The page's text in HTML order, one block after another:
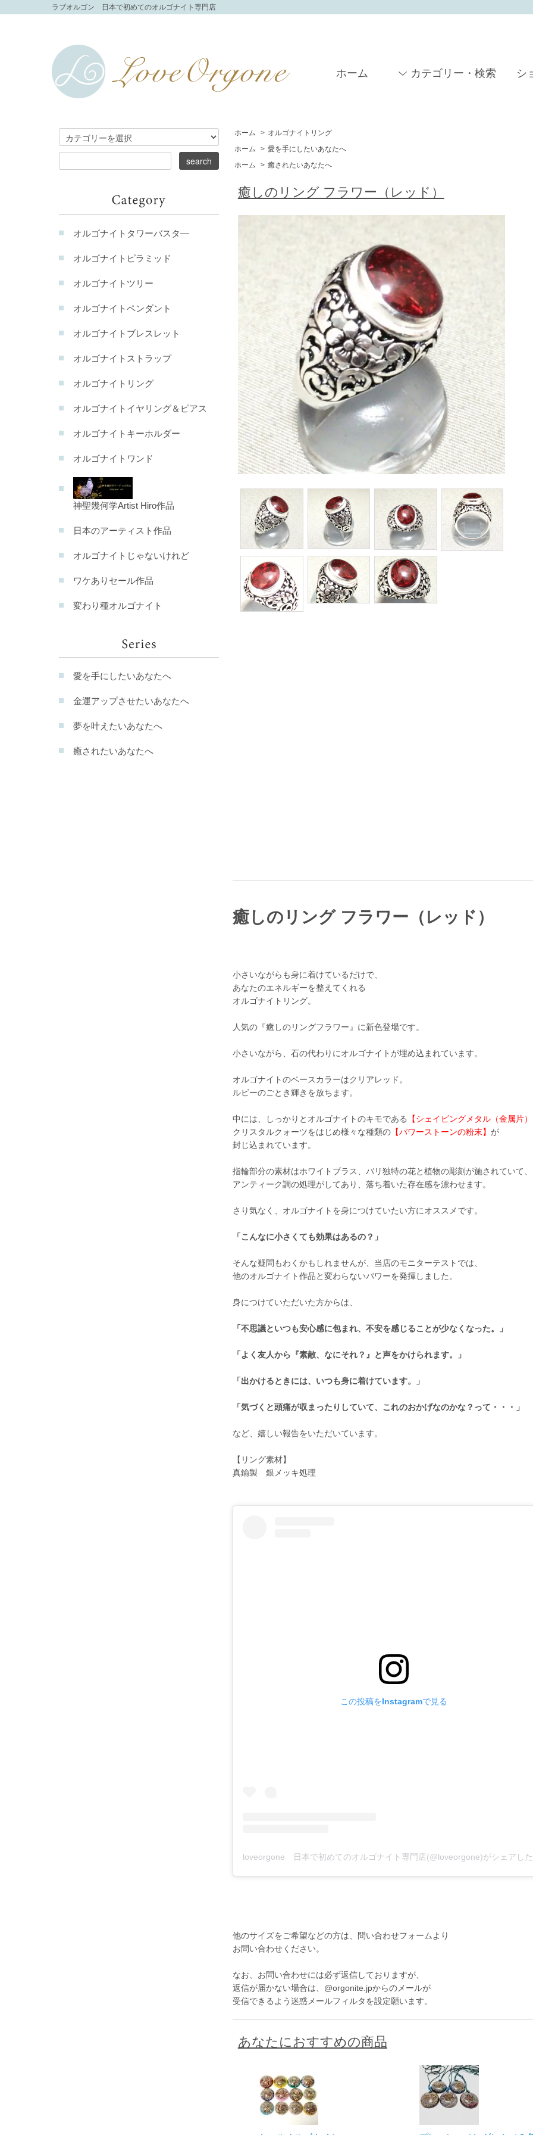
ラブオルゴン 日本で初めてのオルゴナイト専門店
ホーム カテゴリー・検索 シ
ホーム > オルゴナイトリング
ホーム
> 愛を手にしたいあなたへ
ホーム
> 癒されたいあなたへ
癒しのリング フラワー（レッド）
癒しのリング フラワー（レッド）
小さいながらも身に着けているだけで、
あなたのエネルギーを整えてくれる
オルゴナイトリング。
人気の『癒しのリングフラワー』に新色登場です。
小さいながら、石の代わりにオルゴナイトが埋め込まれています。
オルゴナイトのベースカラーはクリアレッド。
ルビーのごとき輝きを放ちます。
中には、しっかりとオルゴナイトのキモである
【シェイビングメタル（金属片
クリスタルクォーツをはじめ様々な種類の 【パワーストーンの粉末】 が
封じ込まれています。
指輪部分の素材はホワイトブラス、バリ独特の花と植物の彫刻が施されていて、
アンティーク調の処理がしてあり、落ち着いた存在感を漂わせます。
さり気なく、オルゴナイトを身につけていたい方にオススメです。
「こんなに小さくても効果はあるの？」
そんな疑問もわくかもしれませんが、当店のモニターテストでは、
他のオルゴナイト作品と変わらないパワーを発揮しました。
身につけていただいた方からは、
「不思議といつも安心感に包まれ、不安を感じることが少なくなった。」
「よく友人から『素敵、なにそれ？』と声をかけられます。」
「出かけるときには、いつも身に着けています。」
「気づくと頭痛が収まったりしていて、これのおかげなのかな？って・・・」
など、嬉しい報告をいただいています。
【リング素材】
真鍮製 銀メッキ処理
この投稿をInstagramで見る
他のサイズをご希望などの方は、問い合わせフォームより
お問い合わせください。
なお、お問い合わせには必ず返信しておりますが、
返信が届かない場合は、@orgonite.jpからのメールが
受信できるよう迷惑メールフィルタを設定願います。
あなたにおすすめの商品
オルゴナイトタワーバスタ―
オルゴナイトピラミッド
オルゴナイトツリー
オルゴナイトペンダント
オルゴナイトブレスレット
オルゴナイトストラップ
オルゴナイトリング
オルゴナイトイヤリング＆ピアス
オルゴナイトキーホルダー
オルゴナイトワンド
神聖幾何学Artist Hiro作品
日本のアーティスト作品
オルゴナイトじゃないけれど
ワケありセール作品
変わり種オルゴナイト
愛を手にしたいあなたへ
金運アップさせたいあなたへ
夢を叶えたいあなたへ
癒されたいあなたへ